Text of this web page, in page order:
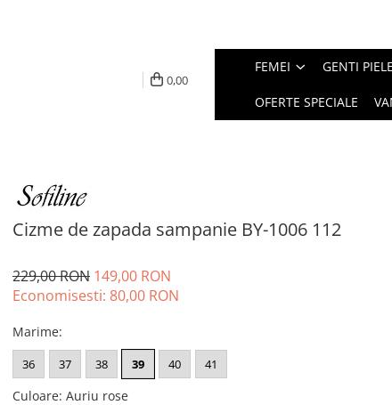
0,00
FEMEI GENTI PIELE
OFERTE SPECIALE
Cizme de zapada sampanie BY-1006 112
229,00 RON 149,00 RON
Economisesti: 80,00 RON
Marime:
36 37 38 39 40 41
Culoare: Auriu rose